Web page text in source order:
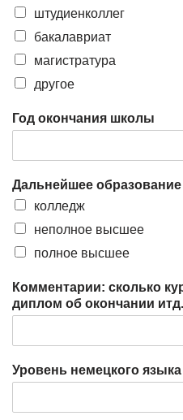
штудиенколлег
бакалавриат
магистратура
другое
Год окончания школы
Дальнейшее образование
колледж
неполное высшее
полное высшее
Комментарии: сколько
диплом об окончании итд.
Уровень немецкого языка